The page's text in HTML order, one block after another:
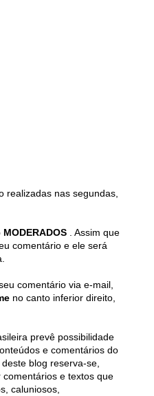
realizadas nas segundas,
MODERADOS
. Assim que
comentário e ele será
comentário via e-mail,
no canto inferior direito,
prevê possibilidade
e comentários do
blog reserva-se,
e textos que
caluniosos,